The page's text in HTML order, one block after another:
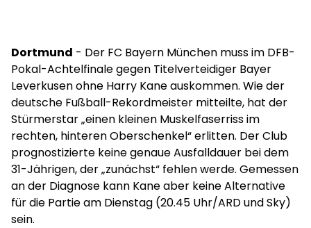
Dortmund - Der FC Bayern München muss im DFB-
Pokal-Achtelfinale gegen Titelverteidiger Bayer
Leverkusen ohne Harry Kane auskommen. Wie der
deutsche Fußball-Rekordmeister mitteilte, hat der
Stürmerstar „einen kleinen Muskelfaserriss im
rechten, hinteren Oberschenkel“ erlitten. Der Club
prognostizierte keine genaue Ausfalldauer bei dem
31-Jährigen, der „zunächst“ fehlen werde. Gemessen
an der Diagnose kann Kane aber keine Alternative
für die Partie am Dienstag (20.45 Uhr/ARD und Sky)
sein.